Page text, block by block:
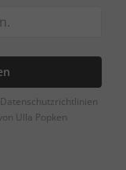
Ulla Popken